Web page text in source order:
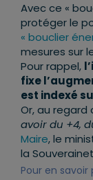
Avec ce «
protéger le
« bouclier
mesures sur
Pour rappel,
fixe
est indexé
Or, au regard
avoir du +4,
Maire, le
la
Pour en savoir